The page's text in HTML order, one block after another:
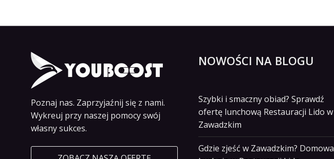
Poznaj nas. Zaprzyjaźnij się z nami.
Wykreuj przy naszej pomocy swój
własny sukces.
NOWOŚCI NA BLOGU
Szybki i smaczny obiad? Sprawdź
ofertę lunchową Restauracji Lido w
Zawadzkim
Gdzie zjeść w Zawadzkim? Domowa